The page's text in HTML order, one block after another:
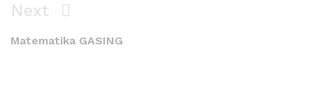
Next
Matematika GASING